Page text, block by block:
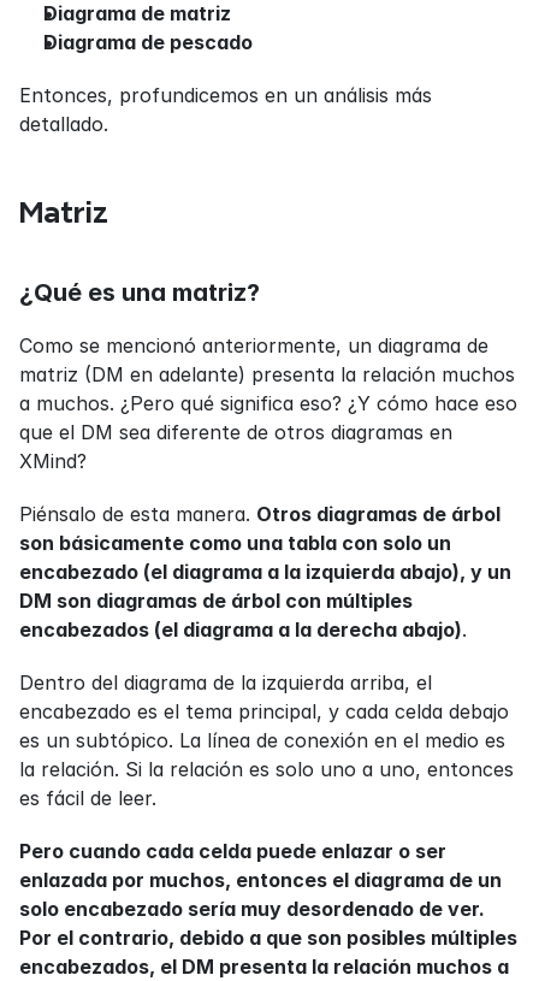
Diagrama de matriz
Diagrama de pescado
Entonces, profundicemos en un análisis más
detallado.
Matriz
¿Qué es una matriz?
Como se mencionó anteriormente, un diagrama de
matriz (DM en adelante) presenta la relación muchos
a muchos. ¿Pero qué significa eso? ¿Y cómo hace eso
que el DM sea diferente de otros diagramas en
XMind?
Piénsalo de esta manera. Otros diagramas de árbol
son básicamente como una tabla con solo un
encabezado (el diagrama a la izquierda abajo), y un
DM son diagramas de árbol con múltiples
encabezados (el diagrama a la derecha abajo).
Dentro del diagrama de la izquierda arriba, el
encabezado es el tema principal, y cada celda debajo
es un subtópico. La línea de conexión en el medio es
la relación. Si la relación es solo uno a uno, entonces
es fácil de leer.
Pero cuando cada celda puede enlazar o ser
enlazada por muchos, entonces el diagrama de un
solo encabezado sería muy desordenado de ver.
Por el contrario, debido a que son posibles múltiples
encabezados, el DM presenta la relación muchos a